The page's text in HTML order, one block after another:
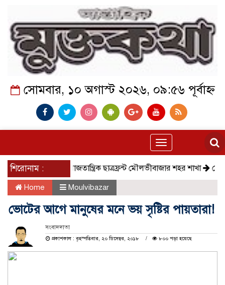
সোমবার, ১০ অগাস্ট ২০২৬, ০৯:৫৬ পূর্বাহ্ন
Toggle
navigation
শিরোনাম :সমাজতান্ত্রিক ছাত্রফ্রন্ট মৌলভীবাজার শহর শাখা কেমন
Home Moulvibazar
ভোটের আগে মানুষের মনে ভয় সৃষ্টির পায়তারা!
সংবাদদাতা
প্রকাশকাল : বৃহস্পতিবার, ২০ ডিসেম্বর, ২০১৮
৮০০ পড়া হয়েছে